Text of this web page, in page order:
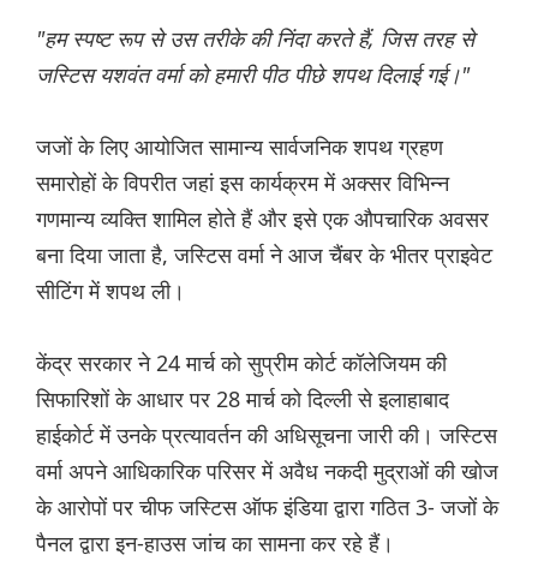
"हम स्पष्ट रूप से उस तरीके की निंदा करते हैं, जिस तरह से
जस्टिस यशवंत वर्मा को हमारी पीठ पीछे शपथ दिलाई गई।"
जजों के लिए आयोजित सामान्य सार्वजनिक शपथ ग्रहण
समारोहों के विपरीत जहां इस कार्यक्रम में अक्सर विभिन्न
गणमान्य व्यक्ति शामिल होते हैं और इसे एक औपचारिक अवसर
बना दिया जाता है, जस्टिस वर्मा ने आज चैंबर के भीतर प्राइवेट
सीटिंग में शपथ ली।
केंद्र सरकार ने 24 मार्च को सुप्रीम कोर्ट कॉलेजियम की
सिफारिशों के आधार पर 28 मार्च को दिल्ली से इलाहाबाद
हाईकोर्ट में उनके प्रत्यावर्तन की अधिसूचना जारी की। जस्टिस
वर्मा अपने आधिकारिक परिसर में अवैध नकदी मुद्राओं की खोज
के आरोपों पर चीफ जस्टिस ऑफ इंडिया द्वारा गठित 3- जजों के
पैनल द्वारा इन-हाउस जांच का सामना कर रहे हैं।